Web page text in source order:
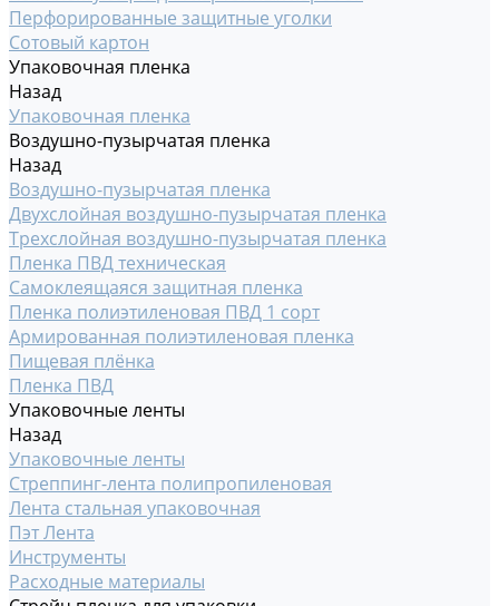
Перфорированные защитные уголки
Сотовый картон
Упаковочная пленка
Назад
Упаковочная пленка
Воздушно-пузырчатая пленка
Назад
Воздушно-пузырчатая пленка
Двухслойная воздушно-пузырчатая пленка
Трехслойная воздушно-пузырчатая пленка
Пленка ПВД техническая
Самоклеящаяся защитная пленка
Пленка полиэтиленовая ПВД 1 сорт
Армированная полиэтиленовая пленка
Пищевая плёнка
Пленка ПВД
Упаковочные ленты
Назад
Упаковочные ленты
Стреппинг-лента полипропиленовая
Лента стальная упаковочная
Пэт Лента
Инструменты
Расходные материалы